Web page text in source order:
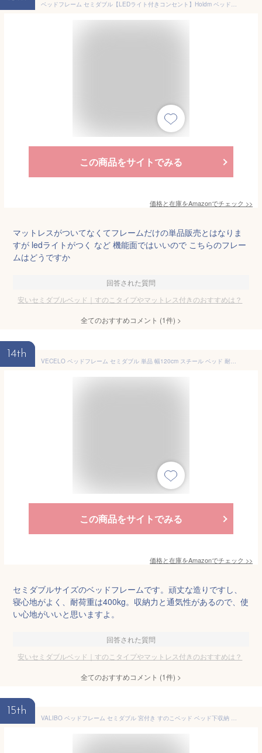
ベッドフレーム セミダブル【LEDライト付きコンセント】Holdm ベッドフレーム せみだぶる 高さ30cm 耐荷重400kg パイプベッド bed frame スチールべっどふれーむ 組み立て簡単 静音ベッド(高さ30cm-ホワイト, セミダブル)
この商品をサイトでみる
価格と在庫をAmazonでチェック >>
マットレスがついてなくてフレームだけの単品販売とはなりま
すが ledライトがつく など 機能面ではいいので こちらのフレー
ムはどうですか
回答された質問
安いセミダブルベッド｜すのこタイプやマットレス付きのおすすめは？
全てのおすすめコメント (1件) >
14th
VECELO ベッドフレーム セミダブル 単品 幅120cm スチール ベッド 耐荷重400kg 頑丈 静音 パイプベッド 通気性 収納 頑丈 bed 床架 滑り止め付き 鉄製 スチール 組立簡単 工具付き ホワイト
この商品をサイトでみる
価格と在庫をAmazonでチェック >>
セミダブルサイズのベッドフレームです。頑丈な造りですし、
寝心地がよく、耐荷重は400kg。収納力と通気性があるので、使
い心地がいいと思いますよ。
回答された質問
安いセミダブルベッド｜すのこタイプやマットレス付きのおすすめは？
全てのおすすめコメント (1件) >
15th
VALIBO ベッドフレーム セミダブル 宮付き すのこベッド ベッド下収納 パイプベッド 耐荷重300kg 頑丈 スチール 耐久性 通気性 組立簡単 ブラック ホワイト